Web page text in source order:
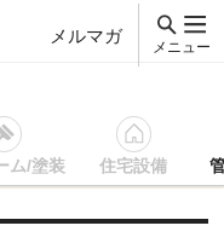
メルマガ
メニュー
ム/塗装 住宅設備
事を読む 空き部屋を活